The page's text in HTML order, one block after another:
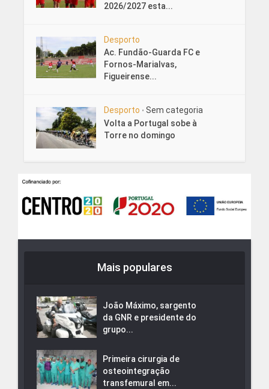
2026/2027 esta...
Desporto
Ac. Fundão-Guarda FC e
Fornos-Marialvas,
Figueirense...
Desporto • Sem categoria
Volta a Portugal sobe à
Torre no domingo
Mais populares
João Máximo, sargento
da GNR e presidente do
grupo...
Primeira cirurgia de
osteointegração
transfemural em...